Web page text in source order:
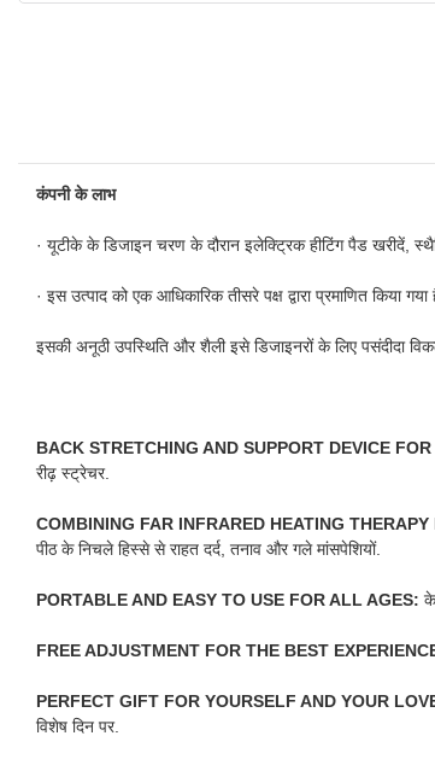
कंपनी के लाभ
· यूटीके के डिजाइन चरण के दौरान इलेक्ट्रिक हीटिंग पैड खरीदें,
· इस उत्पाद को एक आधिकारिक तीसरे पक्ष द्वारा प्रमाणित किया
इसकी अनूठी उपस्थिति और शैली इसे डिजाइनरों के लिए पसंदीदा
BACK STRETCHING AND SUPPORT DEVICE
रीढ़ स्ट्रेचर.
COMBINING FAR INFRARED HEATING
पीठ के निचले हिस्से से राहत दर्द, तनाव और गले मांसपेशियों.
PORTABLE AND EASY TO USE FOR ALL AGES:
FREE ADJUSTMENT FOR THE BEST
PERFECT GIFT FOR YOURSELF AND YOUR
विशेष दिन पर.